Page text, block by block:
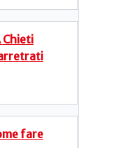
Chieti
fare